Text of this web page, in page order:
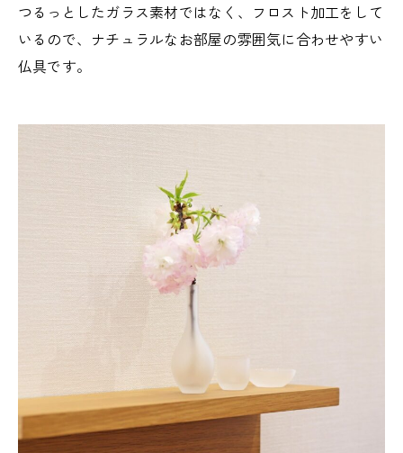
つるっとしたガラス素材ではなく、フロスト加工をして
いるので、ナチュラルなお部屋の雰囲気に合わせやすい
仏具です。